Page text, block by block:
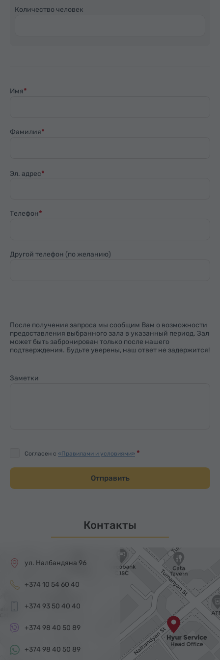
Количество человек
Имя
Фамилия
Эл. адрес
Телефон
Другой телефон (по желанию)
После получения запроса мы сообщим Вам о возможности
предоставления выбранного зала в указанный период. Зал
может быть забронирован только после нашего
подтверждения. Будьте уверены, наш ответ не задержится!
Заметки
Согласен с «Правилами и условиями»
Отправить
Контакты
ул. Налбандяна 96
+374 10 54 60 40
+374 93 50 40 40
+374 98 40 50 89
+374 98 40 50 89